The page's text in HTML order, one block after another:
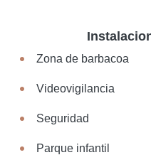
Zona de barbacoa
Videovigilancia
Seguridad
Parque infantil